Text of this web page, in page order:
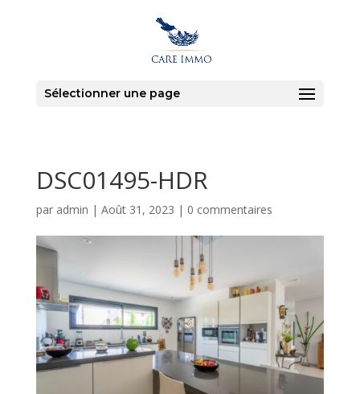
Sélectionner une page
DSC01495-HDR
par admin | Août 31, 2023 | 0 commentaires